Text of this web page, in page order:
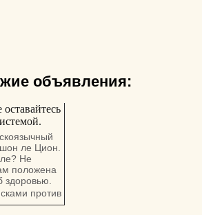
объявления:
ле Цион.
Не
положена
здоровью.
против